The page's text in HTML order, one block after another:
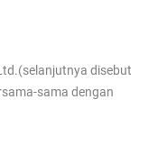
disebut
sama dengan
disebut sebagai
karyawan,